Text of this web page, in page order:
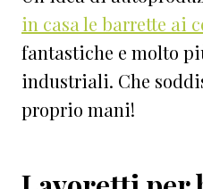
in casa le barrette ai
fantastiche e molto
industriali. Che
proprio mani!